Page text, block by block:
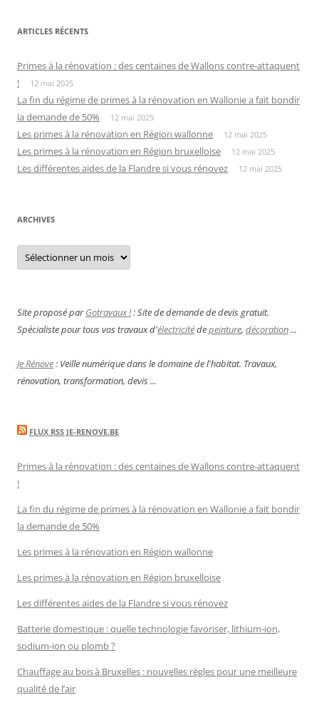
ARTICLES RÉCENTS
Primes à la rénovation : des centaines de Wallons contre-attaquent
!
12 mai 2025
La fin du régime de primes à la rénovation en Wallonie a fait bondir
la demande de 50%
12 mai 2025
Les primes à la rénovation en Région wallonne 12 mai 2025
Les primes à la rénovation en Région bruxelloise 12 mai 2025
Les différentes aides de la Flandre si vous rénovez 12 mai 2025
ARCHIVES
Archives
Site proposé parGotravaux !: Site de demande de devis gratuit.
Spécialiste pour tous vos travaux d'électricitédepeinture, décoration...
Je Rénove: Veille numérique dans le domaine de l'habitat. Travaux,
rénovation, transformation, devis ...
FLUX RSS JE-RENOVE.BE
Primes à la rénovation : des centaines de Wallons contre-attaquent
!
La fin du régime de primes à la rénovation en Wallonie a fait bondir
la demande de 50%
Les primes à la rénovation en Région wallonne
Les primes à la rénovation en Région bruxelloise
Les différentes aides de la Flandre si vous rénovez
Batterie domestique : quelle technologie favoriser, lithium-ion,
sodium-ion ou plomb ?
Chauffage au bois à Bruxelles : nouvelles règles pour une meilleure
qualité de l’air